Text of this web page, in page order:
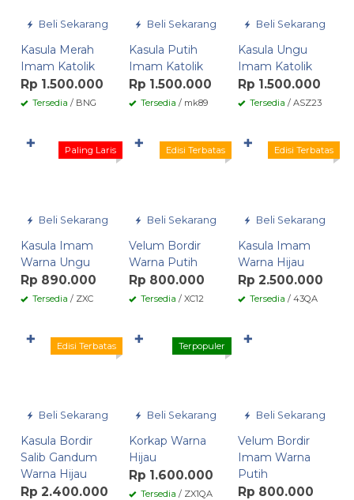
Beli Sekarang
Kasula Merah
Imam Katolik
Rp 1.500.000
Tersedia / BNG
Beli Sekarang
Kasula Putih
Imam Katolik
Rp 1.500.000
Tersedia / mk89
Beli Sekarang
Kasula Ungu
Imam Katolik
Rp 1.500.000
Tersedia / ASZ23
Beli Sekarang
Paling Laris
Kasula Imam
Warna Ungu
Rp 890.000
Tersedia / ZXC
✚
Beli Sekarang
Edisi Terbatas
Velum Bordir
Warna Putih
Rp 800.000
Tersedia / XC12
✚
Beli Sekarang
Edisi Terbatas
Kasula Imam
Warna Hijau
Rp 2.500.000
Tersedia / 43QA
✚
Beli Sekarang
Edisi Terbatas
Kasula Bordir
Salib Gandum
Warna Hijau
Rp 2.400.000
✚
Beli Sekarang
Terpopuler
Korkap Warna
Hijau
Rp 1.600.000
Tersedia / ZX1QA
✚
Beli Sekarang
Velum Bordir
Imam Warna
Putih
Rp 800.000
✚